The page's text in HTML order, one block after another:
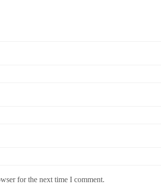
for the next time I comment.